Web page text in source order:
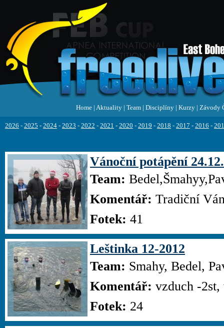
Home | Aktuality | Team | Disciplíny | Kurzy | Závody
2026 - 2025 - 2024 - 2023 - 2022 - 2021 - 2020 - 2019 - 2018 - 2017 - 2016 -
Vánoční potápění
Team:
Komentář: Tradiční
Fotek: 41
Leštinka 12-2012
Team: Smahy, Bedel,
Komentář: vzduch -
Fotek: 24